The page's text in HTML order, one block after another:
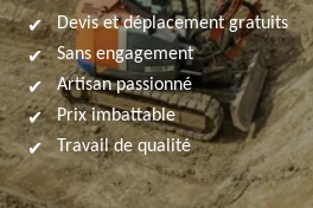
Devis et déplacement gratuits
Sans engagement
Artisan passionné
Prix imbattable
Travail de qualité